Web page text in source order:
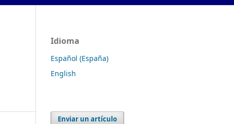
Idioma
Español (España)
English
Enviar un artículo